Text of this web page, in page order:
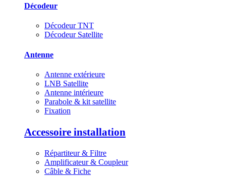
Décodeur
Décodeur TNT
Décodeur Satellite
Antenne
Antenne extérieure
LNB Satellite
Antenne intérieure
Parabole & kit satellite
Fixation
Accessoire installation
Répartiteur & Filtre
Amplificateur & Coupleur
Câble & Fiche